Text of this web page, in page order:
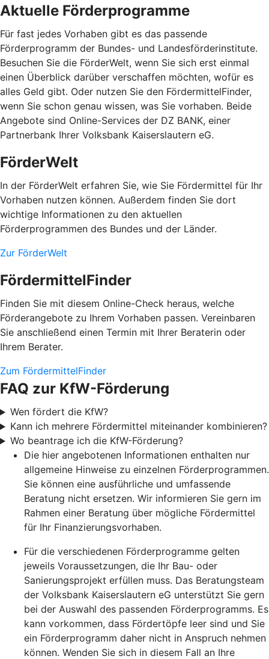
Aktuelle Förderprogramme
Für fast jedes Vorhaben gibt es das passende
Förderprogramm der Bundes- und Landesförderinstitute.
Besuchen Sie die FörderWelt, wenn Sie sich erst einmal
einen Überblick darüber verschaffen möchten, wofür es
alles Geld gibt. Oder nutzen Sie den FördermittelFinder,
wenn Sie schon genau wissen, was Sie vorhaben. Beide
Angebote sind Online-Services der DZ BANK, einer
Partnerbank Ihrer Volksbank Kaiserslautern eG.
FörderWelt
In der FörderWelt erfahren Sie, wie Sie Fördermittel für Ihr
Vorhaben nutzen können. Außerdem finden Sie dort
wichtige Informationen zu den aktuellen
Förderprogrammen des Bundes und der Länder.
Zur FörderWelt
FördermittelFinder
Finden Sie mit diesem Online-Check heraus, welche
Förderangebote zu Ihrem Vorhaben passen. Vereinbaren
Sie anschließend einen Termin mit Ihrer Beraterin oder
Ihrem Berater.
Zum FördermittelFinder
FAQ zur KfW-Förderung
Wen fördert die KfW?
Kann ich mehrere Fördermittel miteinander kombinieren?
Wo beantrage ich die KfW-Förderung?
Die hier angebotenen Informationen enthalten nur
allgemeine Hinweise zu einzelnen Förderprogrammen.
Sie können eine ausführliche und umfassende
Beratung nicht ersetzen. Wir informieren Sie gern im
Rahmen einer Beratung über mögliche Fördermittel
für Ihr Finanzierungsvorhaben.
Für die verschiedenen Förderprogramme gelten
jeweils Voraussetzungen, die Ihr Bau- oder
Sanierungsprojekt erfüllen muss. Das Beratungsteam
der Volksbank Kaiserslautern eG unterstützt Sie gern
bei der Auswahl des passenden Förderprogramms. Es
kann vorkommen, dass Fördertöpfe leer sind und Sie
ein Förderprogramm daher nicht in Anspruch nehmen
können. Wenden Sie sich in diesem Fall an Ihre